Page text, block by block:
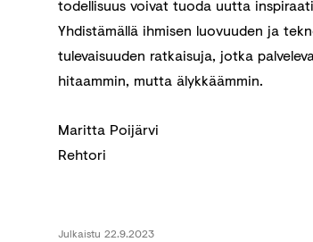
todellisuus voivat tuoda uutta
Yhdistämällä ihmisen luovuuden ja
tulevaisuuden ratkaisuja, jotka
hitaammin, mutta älykkäämmin.
Maritta Poijärvi
Rehtori
Julkaistu 22.9.2023